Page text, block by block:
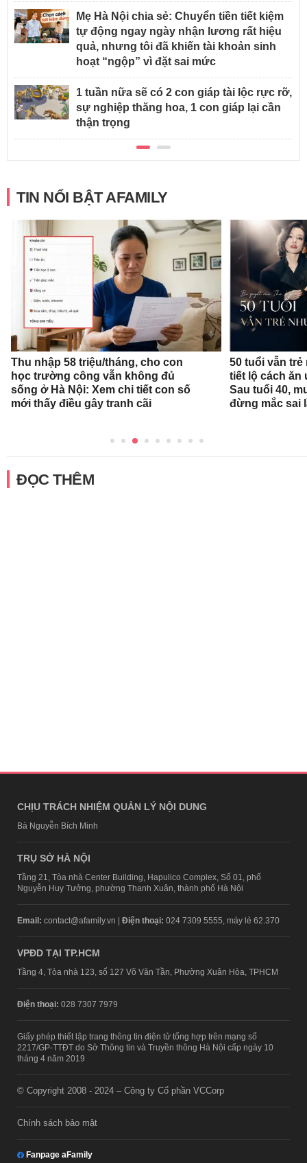
Mẹ Hà Nội chia sẻ: Chuyển tiền tiết kiệm
tự động ngay ngày nhận lương rất hiệu
quả, nhưng tôi đã khiến tài khoản sinh
hoạt “ngộp” vì đặt sai mức
1 tuần nữa sẽ có 2 con giáp tài lộc rực rỡ,
sự nghiệp thăng hoa, 1 con giáp lại cần
thận trọng
TIN NỔI BẬT AFAMILY
Thu nhập 58 triệu/tháng, cho con
học trường công vẫn không đủ
sống ở Hà Nội: Xem chi tiết con số
mới thấy điều gây tranh cãi
50 tuổi vẫn
tiết lộ cách ăn
Sau tuổi 40,
đừng mắc sai
ĐỌC THÊM
CHỊU TRÁCH NHIỆM QUẢN LÝ NỘI DUNG
Bà Nguyễn Bích Minh
TRỤ SỞ HÀ NỘI
Tầng 21, Tòa nhà Center Building, Hapulico Complex, Số 01, phố
Nguyễn Huy Tưởng, phường Thanh Xuân, thành phố Hà Nội
Email: contact@afamily.vn | Điện thoại: 024 7309 5555, máy lẻ 62.370
VPĐD TẠI TP.HCM
Tầng 4, Tòa nhà 123, số 127 Võ Văn Tần, Phường Xuân Hòa, TPHCM
Điện thoại: 028 7307 7979
Giấy phép thiết lập trang thông tin điện tử tổng hợp trên mạng số
2217/GP-TTĐT do Sở Thông tin và Truyền thông Hà Nội cấp ngày 10
tháng 4 năm 2019
© Copyright 2008 - 2024 – Công ty Cổ phần VCCorp
Chính sách bảo mật
Fanpage aFamily